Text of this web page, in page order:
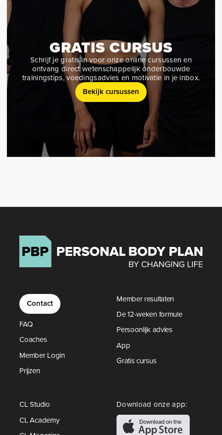
GRATIS CURSUS
Schrijf je gratis in voor onze online cursussen en
ontvang direct wetenschappelijk onderbouwde
trainingstips, voedingsadvies en motivatie in je inbox.
Bekijk cursussen
Contact
FAQ
Coaches
Member Login
Prijzen
Member resultaten
De 12-weken formule
Persoonlijk advies
App
Gratis cursus
CL Studio
CL Academy
Download onze app: